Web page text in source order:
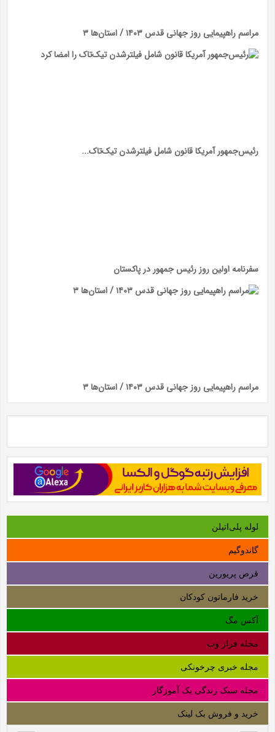
مراسم راهپیمایی روز جهانی قدس ۱۴۰۳ / استان‌ها ۳
رئیس‌جمهور آمریکا قانون شامل فیلترشدن تیک‌تاک...
سفرنامه اولین روز رئیس جمهور در پاکستان
مراسم راهپیمایی روز جهانی قدس ۱۴۰۳ / استان‌ها ۳
لوله‌ پلی‌اتیلن
گاندوگیم
قرص پریورین
خرید فارماتون کودکان
آکس مگ
مجله فراز وب
مجله خبری چرخونکی
مجله سبک زندگی یک آموزگار
خرید و فروش بک لینک